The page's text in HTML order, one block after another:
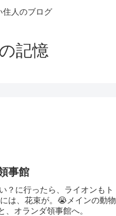
住人のブログ
記憶
事館
？に行ったら、ライオンもト
は、花束が。😭メインの動物
オランダ領事館へ。